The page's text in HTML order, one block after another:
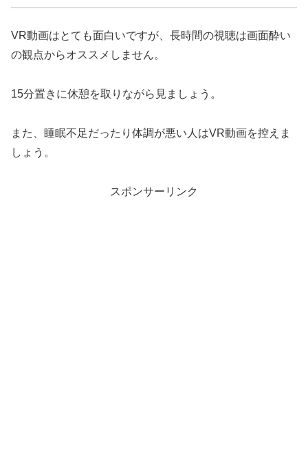
VR動画はとても面白いですが、長時間の視聴は画面酔い
の観点からオススメしません。
15分置きに休憩を取りながら見ましょう。
また、睡眠不足だったり体調が悪い人はVR動画を控えま
しょう。
スポンサーリンク